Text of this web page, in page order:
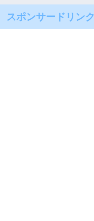
スポンサードリンク